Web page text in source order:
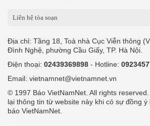
Liên hệ tòa soạn
Địa chỉ: Tầng 18, Toà nhà Cục Viễn thông
Đình Nghệ, phường Cầu Giấy, TP. Hà Nội.
Điện thoại: 02439369898 - Hotline:
Email: vietnamnet@vietnamnet.vn
© 1997 Báo VietNamNet. All rights
lại thông tin từ website này khi có sự đồng
báo VietNamNet.